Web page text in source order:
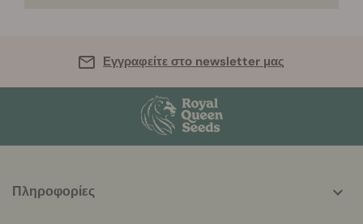
Εγγραφείτε στο newsletter μας
helpful
Πληροφορίες